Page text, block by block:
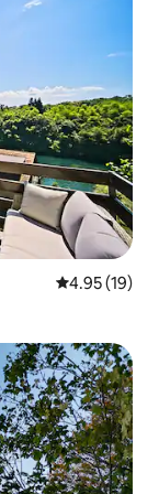
5 पैकी 4.95
4.95 (19)